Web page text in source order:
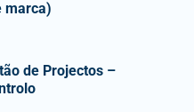
marca)
de Projectos –